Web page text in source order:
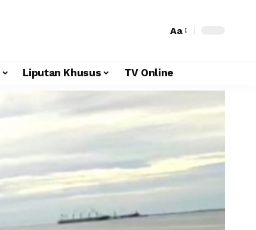
Aa
Liputan Khusus TV Online